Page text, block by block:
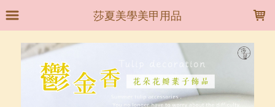
莎夏美學美甲用品